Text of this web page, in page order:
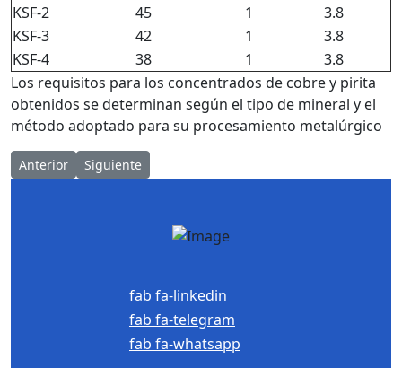
KSF-2
45 1
3.8
KSF-3
42 1
3.8
KSF-4
38 1
3.8
Los requisitos para los concentrados de cobre y pirita
obtenidos se determinan según el tipo de mineral y el
método adoptado para su procesamiento metalúrgico
Artículo anterior: Enriquecimiento por gravedad de minerales
Anterior Artículo siguiente: Analizador de suelos para
Siguiente
fab fa-linkedin
fab fa-telegram
fab fa-whatsapp